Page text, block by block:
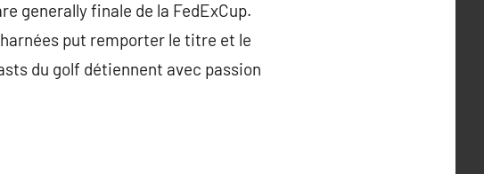
generally finale de la FedExCup.
put remporter le titre et le
du golf détiennent avec passion